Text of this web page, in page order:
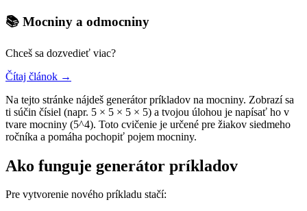
📚 Mocniny a odmocniny
Chceš sa dozvedieť viac?
Čítaj článok →
Na tejto stránke nájdeš generátor príkladov na mocniny. Zobrazí sa
ti súčin čísiel (napr. 5 × 5 × 5 × 5) a tvojou úlohou je napísať ho v
tvare mocniny (5^4). Toto cvičenie je určené pre žiakov siedmeho
ročníka a pomáha pochopiť pojem mocniny.
Ako funguje generátor príkladov
Pre vytvorenie nového príkladu stačí: